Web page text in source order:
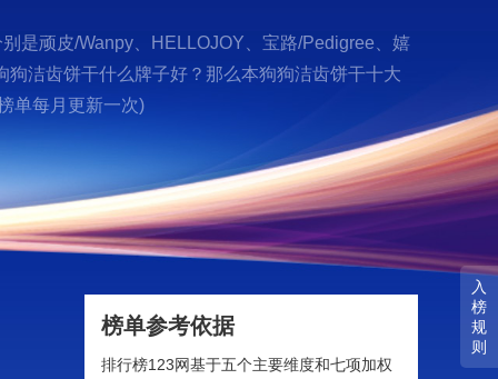
入
榜
规
则
是顽皮/Wanpy、HELLOJOY、宝路/Pedigree、嬉
洁齿饼干什么牌子好？那么本狗狗洁齿饼干十大
单每月更新一次)
榜单参考依据
排行榜123网基于五个主要维度和七项加权